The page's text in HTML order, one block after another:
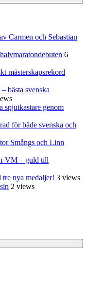
Carmen och Sebastian
6
mästerskapsrekord
bästa svenska
spjutkastare genom
för både svenska och
Smångs och Linn
VM – guld till
tre nya medaljer! 3 views
2 views